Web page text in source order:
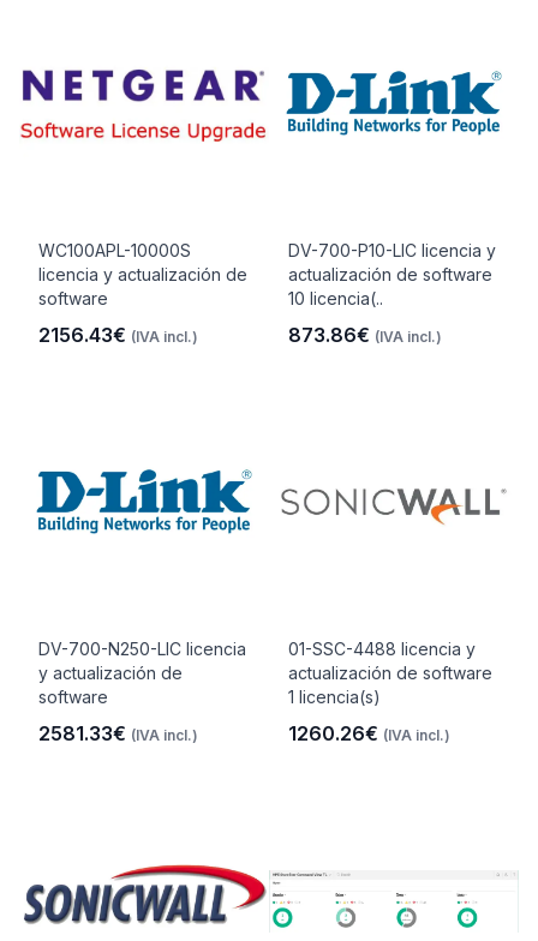
WC100APL-10000S
licencia y actualización de
software
2156.43€ (IVA incl.)
DV-700-P10-LIC licencia y
actualización de software
10 licencia(..
873.86€ (IVA incl.)
DV-700-N250-LIC licencia
y actualización de
software
2581.33€ (IVA incl.)
01-SSC-4488 licencia y
actualización de software
1 licencia(s)
1260.26€ (IVA incl.)